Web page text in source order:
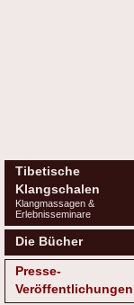
Tibetische
Klangschalen
Klangmassagen &
Erlebnisseminare
Die Bücher
Presse-
Veröffentlichungen